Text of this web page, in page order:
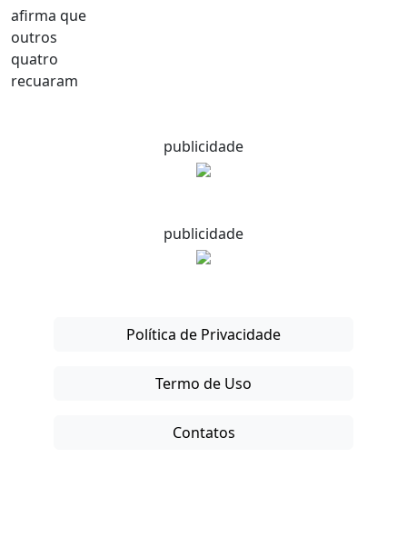
publicidade
publicidade
Política de Privacidade
Termo de Uso
Contatos